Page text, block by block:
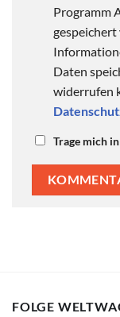
Programm
Daten
widerrufen
Trage mich
FOLGE